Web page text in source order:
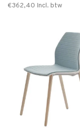
€362,40 Incl. btw